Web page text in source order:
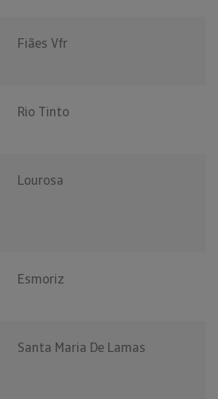
Fiães Vfr
Rio Tinto
Lourosa
Esmoriz
Santa Maria De Lamas